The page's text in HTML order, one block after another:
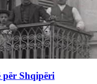
Shqipëri